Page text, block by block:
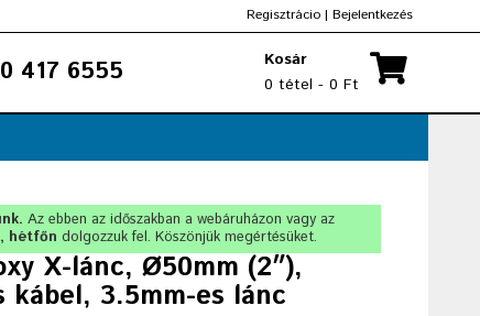
Regisztrácio | Bejelentkezés
417 6555
Kosár
0 tétel - 0 Ft
Az ebben az időszakban a webáruházon vagy az
hétfőn dolgozzuk fel. Köszönjük megértésüket.
X-lánc, Ø50mm (2″),
kábel, 3.5mm-es lánc